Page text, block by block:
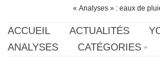
« Analyses » : eaux de
ACCUEIL ACTUALITÉS
ANALYSES
CATÉGORIES